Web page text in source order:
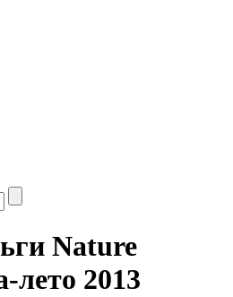
Nature
лето 2013